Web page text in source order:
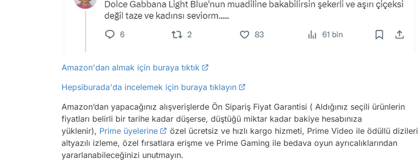
Amazon'dan almak için buraya tıktık
Hepsiburada'da incelemek için buraya tıklayın
Amazon’dan yapacağınız alışverişlerde Ön Sipariş Fiyat Garantisi ( Aldığınız seçili ürünlerin
fiyatları belirli bir tarihe kadar düşerse, düştüğü miktar kadar bakiye hesabınıza
yüklenir), Prime üyelerine
özel ücretsiz ve hızlı kargo hizmeti, Prime Video ile ödüllü dizileri
altyazılı izleme, özel fırsatlara erişme ve Prime Gaming ile bedava oyun ayrıcalıklarından
yararlanabileceğinizi unutmayın.